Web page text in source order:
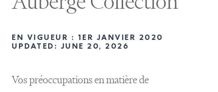
EN VIGUEUR : 1ER JANVIER 2020
UPDATED: JUNE 20, 2026
Vos préoccupations en matière de